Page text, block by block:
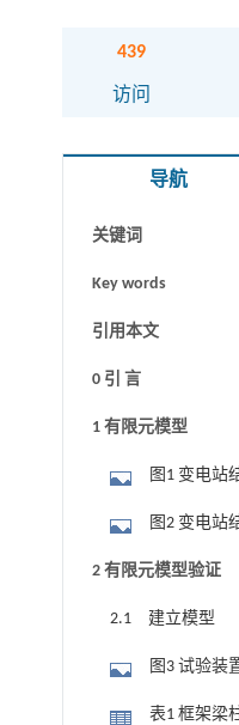
439
访问
导航
摘要
Graphical abstract
关键词
Key words
引用本文
0 引 言
1 有限元模型
图1 变电站
图2 变电站
2 有限元模型验证
2.1 建立模型
图3 试验装
表1 框架梁